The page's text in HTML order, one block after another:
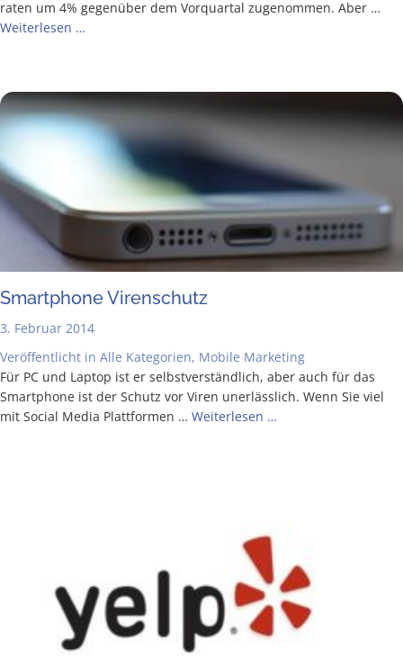
ra­ten um 4% gegen­über dem Vor­quar­tal zuge­nom­men. Aber …
Wei­ter­le­sen …
Smart­phone Virenschutz
3. Februar 2014
Veröffentlicht in Alle Kategorien, Mobile Marketing
Für PC und Lap­top ist er selbst­ver­ständ­lich, aber auch für das
Smart­phone ist der Schutz vor Viren uner­läss­lich. Wenn Sie viel
mit Social Media Platt­for­men … Wei­ter­le­sen …